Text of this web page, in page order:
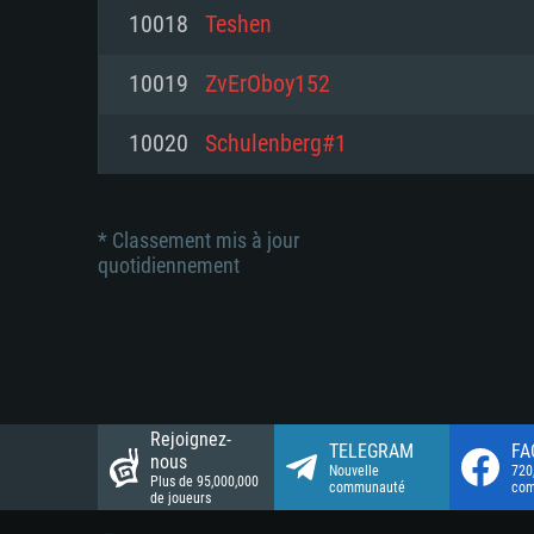
Disque dur: 23.1 Go (client
Disque dur: 62,2 Go (client
Connection: Connexion Internet
Disque dur: 62,2 Go (client
10018 Teshen
10019 ZvErOboy152
10020 Schulenberg#1
* Classement mis à jour
quotidiennement
Rejoignez-
nous
Plus de 95,000,000
de joueurs
TELEGRAM
Nouvelle
communauté